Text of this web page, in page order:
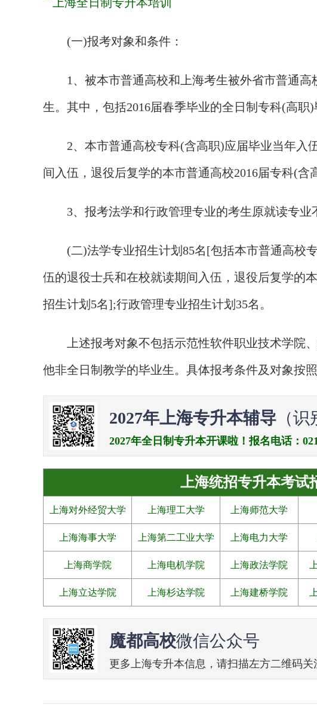
(一)报考对象和条件：
1、被本市普通高校和上海考生被外省市普通高
生。其中，包括2016届春季毕业的全日制专科(高职)
2、本市普通高校专科(含高职)应届毕业当年入
间入伍，退役后复学的本市普通高校2016届专科(含
3、报考法学和行政管理专业的考生原就读专业
(二)法学专业招生计划85名[包括本市普通高校专
伍的退役士兵和在校就读期间入伍，退役后复学的
招生计划5名];行政管理专业招生计划35名。
上述报考对象不包括示范性软件职业技术学院
他非全日制教学的毕业生。具体报考条件及对象按
2027年上海专升本辅导 （
2027年全日制专升本开课啦！报名电话：
上海统招专升本考试
上海对外经贸大学 上海理工大学 上海师范大学
上海海事大学 上海第二工业大学 上海电力大学
上海商学院 上海电机学院 上海政法学院
上海立达学院 上海杉达学院 上海建桥学院
魔都高校微信公众号
更多上海专升本信息，请扫描左方二维码关